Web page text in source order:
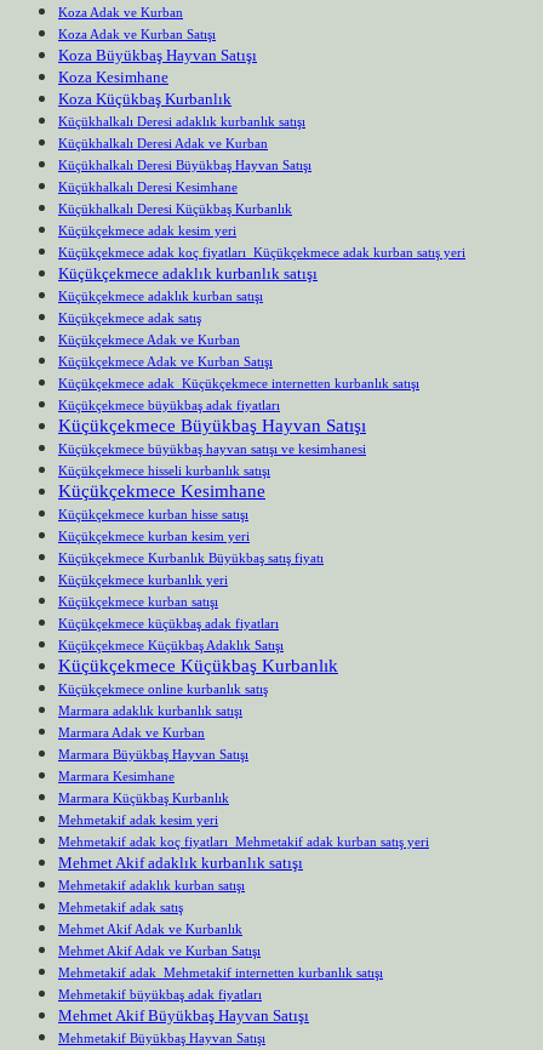
Koza Adak ve Kurban
Koza Adak ve Kurban Satışı
Koza Büyükbaş Hayvan Satışı
Koza Kesimhane
Koza Küçükbaş Kurbanlık
Küçükhalkalı Deresi adaklık kurbanlık satışı
Küçükhalkalı Deresi Adak ve Kurban
Küçükhalkalı Deresi Büyükbaş Hayvan Satışı
Küçükhalkalı Deresi Kesimhane
Küçükhalkalı Deresi Küçükbaş Kurbanlık
Küçükçekmece adak kesim yeri
Küçükçekmece adak koç fiyatları Küçükçekmece adak kurban satış yeri
Küçükçekmece adaklık kurbanlık satışı
Küçükçekmece adaklık kurban satışı
Küçükçekmece adak satış
Küçükçekmece Adak ve Kurban
Küçükçekmece Adak ve Kurban Satışı
Küçükçekmece adak Küçükçekmece internetten kurbanlık satışı
Küçükçekmece büyükbaş adak fiyatları
Küçükçekmece Büyükbaş Hayvan Satışı
Küçükçekmece büyükbaş hayvan satışı ve kesimhanesi
Küçükçekmece hisseli kurbanlık satışı
Küçükçekmece Kesimhane
Küçükçekmece kurban hisse satışı
Küçükçekmece kurban kesim yeri
Küçükçekmece Kurbanlık Büyükbaş satış fiyatı
Küçükçekmece kurbanlık yeri
Küçükçekmece kurban satışı
Küçükçekmece küçükbaş adak fiyatları
Küçükçekmece Küçükbaş Adaklık Satışı
Küçükçekmece Küçükbaş Kurbanlık
Küçükçekmece online kurbanlık satış
Marmara adaklık kurbanlık satışı
Marmara Adak ve Kurban
Marmara Büyükbaş Hayvan Satışı
Marmara Kesimhane
Marmara Küçükbaş Kurbanlık
Mehmetakif adak kesim yeri
Mehmetakif adak koç fiyatları Mehmetakif adak kurban satış yeri
Mehmet Akif adaklık kurbanlık satışı
Mehmetakif adaklık kurban satışı
Mehmetakif adak satış
Mehmet Akif Adak ve Kurbanlık
Mehmet Akif Adak ve Kurban Satışı
Mehmetakif adak Mehmetakif internetten kurbanlık satışı
Mehmetakif büyükbaş adak fiyatları
Mehmet Akif Büyükbaş Hayvan Satışı
Mehmetakif Büyükbaş Hayvan Satışı